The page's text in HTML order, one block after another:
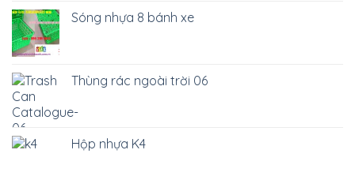
Sóng nhựa 8 bánh xe
Thùng rác ngoài trời 06
Hộp nhựa K4